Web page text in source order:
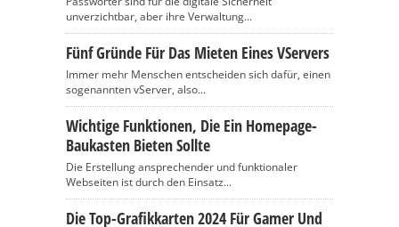
unverzichtbar, aber ihre Verwaltung...
Fünf Gründe Für Das Mieten Eines VServers
Immer mehr Menschen entscheiden sich dafür, einen
sogenannten vServer, also...
Wichtige Funktionen, Die Ein Homepage-
Baukasten Bieten Sollte
Die Erstellung ansprechender und funktionaler
Webseiten ist durch den Einsatz...
Die Top-Grafikkarten 2024 Für Gamer Und